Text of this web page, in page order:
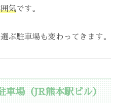
気です。
ぶ駐車場も変わってきます。
車場（JR熊本駅ビル）